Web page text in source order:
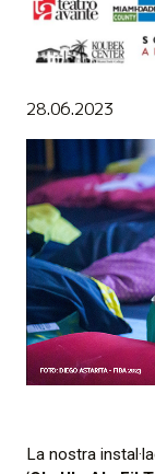
28.06.2023
La nostra